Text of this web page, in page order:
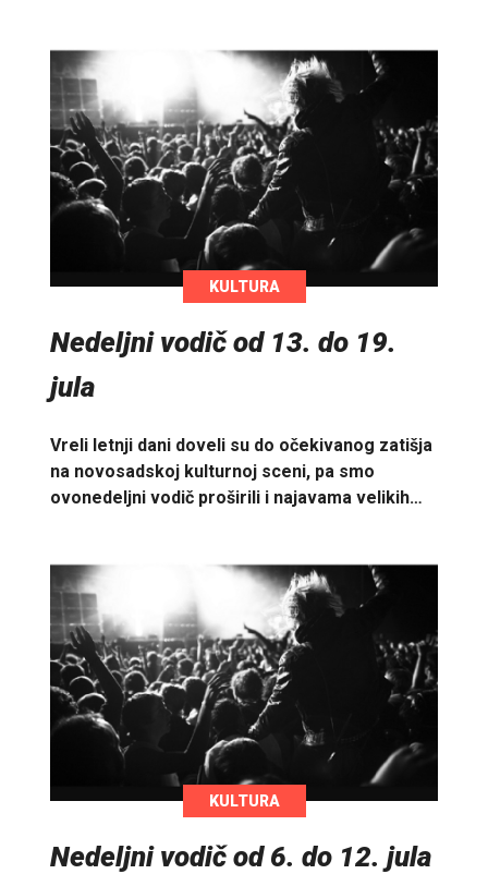
KULTURA
Nedeljni vodič od 13. do 19.
jula
Vreli letnji dani doveli su do očekivanog zatišja
na novosadskoj kulturnoj sceni, pa smo
ovonedeljni vodič proširili i najavama velikih…
KULTURA
Nedeljni vodič od 6. do 12. jula